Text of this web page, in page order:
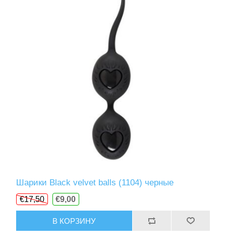
Шарики Black velvet balls (1104) черные
€17,50 €9,00
В КОРЗИНУ